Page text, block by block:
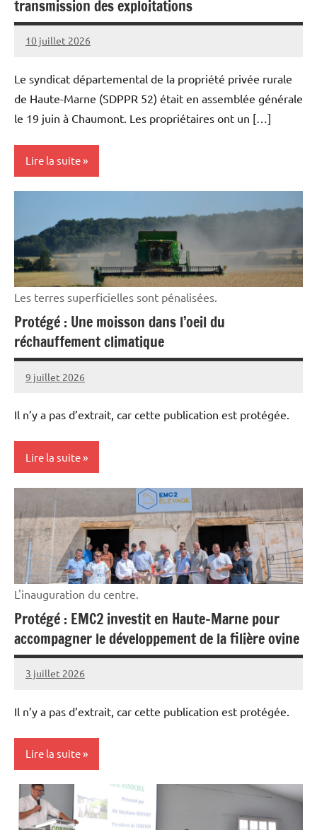
transmission des exploitations
10 juillet 2026
Thibaut
Le syndicat départemental de la propriété privée rurale
de Haute-Marne (SDPPR 52) était en assemblée générale
le 19 juin à Chaumont. Les propriétaires ont un […]
Lire la suite
professionnelle
Les terres superficielles sont pénalisées.
Protégé : Une moisson dans l’oeil du
réchauffement climatique
9 juillet 2026
Thibaut
Il n’y a pas d’extrait, car cette publication est protégée.
Lire la suite
Cultures
Machinisme
L'inauguration du centre.
Protégé : EMC2 investit en Haute-Marne pour
accompagner le développement de la filière ovine
3 juillet 2026
Thibaut
Il n’y a pas d’extrait, car cette publication est protégée.
Lire la suite
Elevages
Initiatives